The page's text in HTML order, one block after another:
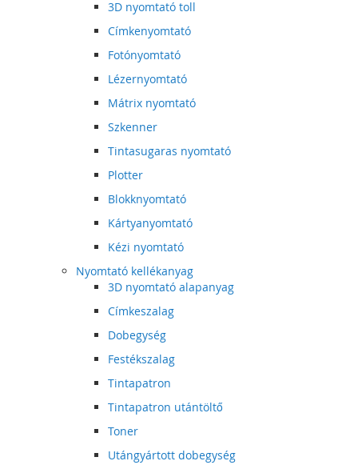
3D nyomtató toll
Címkenyomtató
Fotónyomtató
Lézernyomtató
Mátrix nyomtató
Szkenner
Tintasugaras nyomtató
Plotter
Blokknyomtató
Kártyanyomtató
Kézi nyomtató
Nyomtató kellékanyag
3D nyomtató alapanyag
Címkeszalag
Dobegység
Festékszalag
Tintapatron
Tintapatron utántöltő
Toner
Utángyártott dobegység